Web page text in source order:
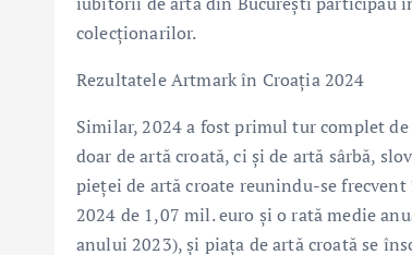
colecționarilor.
Rezultatele Artmark în Croația 2024
Similar, 2024 a fost primul tur complet
doar de artă croată, ci și de artă sârbă,
pieței de artă croate reunindu-se
2024 de 1,07 mil. euro și o rată medie
anului 2023), și piața de artă croată se